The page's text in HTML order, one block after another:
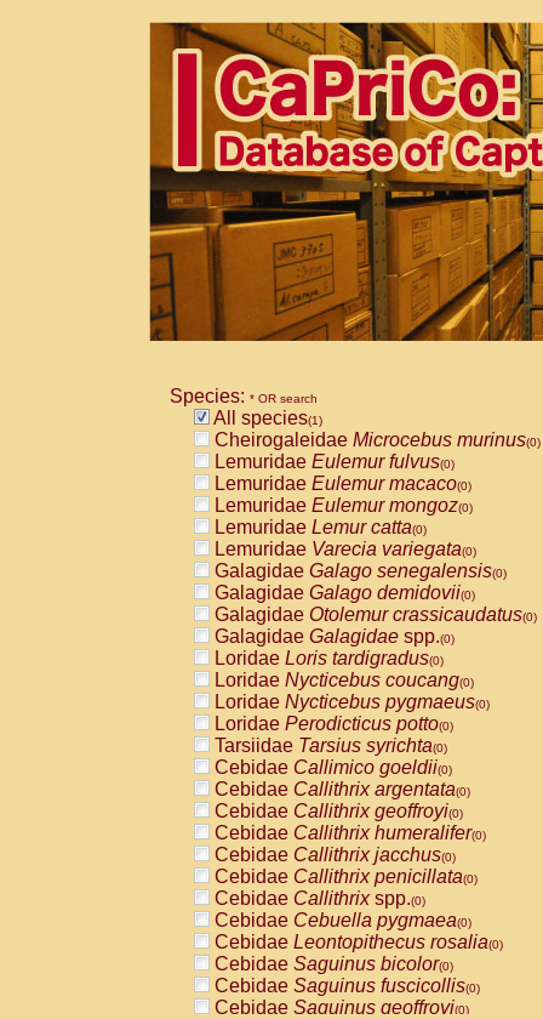
Species: * OR search
All species(1)
Cheirogaleidae Microcebus murinus(0)
Lemuridae Eulemur fulvus(0)
Lemuridae Eulemur macaco(0)
Lemuridae Eulemur mongoz(0)
Lemuridae Lemur catta(0)
Lemuridae Varecia variegata(0)
Galagidae Galago senegalensis(0)
Galagidae Galago demidovii(0)
Galagidae Otolemur crassicaudatus(0)
Galagidae Galagidae spp.(0)
Loridae Loris tardigradus(0)
Loridae Nycticebus coucang(0)
Loridae Nycticebus pygmaeus(0)
Loridae Perodicticus potto(0)
Tarsiidae Tarsius syrichta(0)
Cebidae Callimico goeldii(0)
Cebidae Callithrix argentata(0)
Cebidae Callithrix geoffroyi(0)
Cebidae Callithrix humeralifer(0)
Cebidae Callithrix jacchus(0)
Cebidae Callithrix penicillata(0)
Cebidae Callithrixspp.(0)
Cebidae Cebuella pygmaea(0)
Cebidae Leontopithecus rosalia(0)
Cebidae Saguinus bicolor(0)
Cebidae Saguinus fuscicollis(0)
Cebidae Saguinus geoffroyi(0)